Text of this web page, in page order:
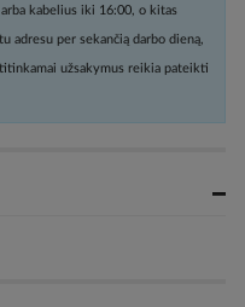
kabelius iki 16:00, o kitas
adresu per sekančią darbo dieną,
užsakymus reikia pateikti